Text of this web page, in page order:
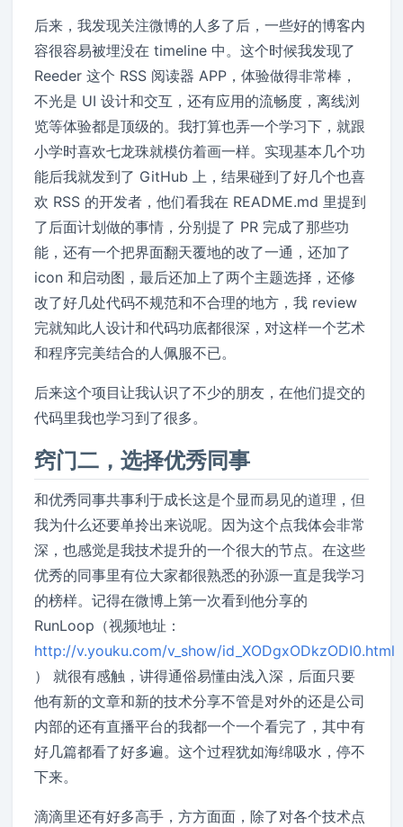
后来，我发现关注微博的人多了后，一些好的博客内
容很容易被埋没在 timeline 中。这个时候我发现了
Reeder 这个 RSS 阅读器 APP，体验做得非常棒，
不光是 UI 设计和交互，还有应用的流畅度，离线浏
览等体验都是顶级的。我打算也弄一个学习下，就跟
小学时喜欢七龙珠就模仿着画一样。实现基本几个功
能后我就发到了 GitHub 上，结果碰到了好几个也喜
欢 RSS 的开发者，他们看我在 README.md 里提到
了后面计划做的事情，分别提了 PR 完成了那些功
能，还有一个把界面翻天覆地的改了一通，还加了
icon 和启动图，最后还加上了两个主题选择，还修
改了好几处代码不规范和不合理的地方，我 review
完就知此人设计和代码功底都很深，对这样一个艺术
和程序完美结合的人佩服不已。
后来这个项目让我认识了不少的朋友，在他们提交的
代码里我也学习到了很多。
窍门二，选择优秀同事
和优秀同事共事利于成长这是个显而易见的道理，但
我为什么还要单拎出来说呢。因为这个点我体会非常
深，也感觉是我技术提升的一个很大的节点。在这些
优秀的同事里有位大家都很熟悉的孙源一直是我学习
的榜样。记得在微博上第一次看到他分享的
RunLoop（视频地址：
http://v.youku.com/v_show/id_XODgxODkzODI0.html
） 就很有感触，讲得通俗易懂由浅入深，后面只要
他有新的文章和新的技术分享不管是对外的还是公司
内部的还有直播平台的我都一个一个看完了，其中有
好几篇都看了好多遍。这个过程犹如海绵吸水，停不
下来。
滴滴里还有好多高手，方方面面，除了对各个技术点